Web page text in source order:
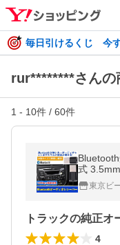
毎日引けるくじ 今
rur********さんの
1 - 10件 / 60件
式
USB外部
東京ビ
4